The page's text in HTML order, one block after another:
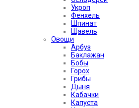
Укроп
Фенхель
Шпинат
Щавель
Овощи
Арбуз
Баклажан
Бобы
Горох
Грибы
Дыня
Кабачки
Капуста